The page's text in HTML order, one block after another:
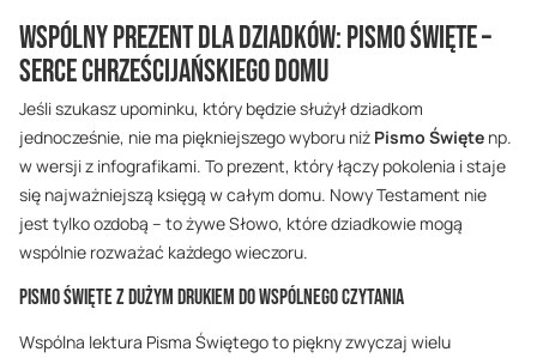
Wspólny prezent dla Dziadków: Pismo Święte –
serce chrześcijańskiego domu
Jeśli szukasz upominku, który będzie służył dziadkom
jednocześnie, nie ma piękniejszego wyboru niż Pismo Święte np.
w wersji z infografikami. To prezent, który łączy pokolenia i staje
się najważniejszą księgą w całym domu. Nowy Testament nie
jest tylko ozdobą – to żywe Słowo, które dziadkowie mogą
wspólnie rozważać każdego wieczoru.
Pismo Święte z dużym drukiem do wspólnego czytania
Wspólna lektura Pisma Świętego to piękny zwyczaj wielu